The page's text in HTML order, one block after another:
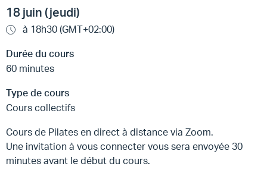
18 juin (jeudi)
à 18h30 (GMT+02:00)
Durée du cours
60 minutes
Type de cours
Cours collectifs
Cours de Pilates en direct à distance via Zoom.
Une invitation à vous connecter vous sera envoyée 30
minutes avant le début du cours.